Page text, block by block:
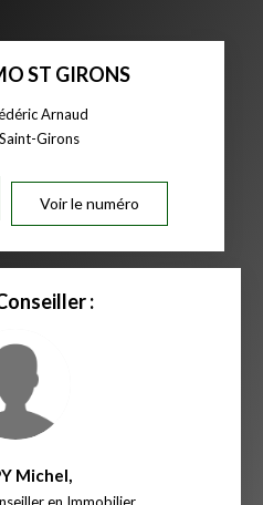
ST GIRONS
Arnaud
Saint-Girons
Voir le numéro
:
Michel,